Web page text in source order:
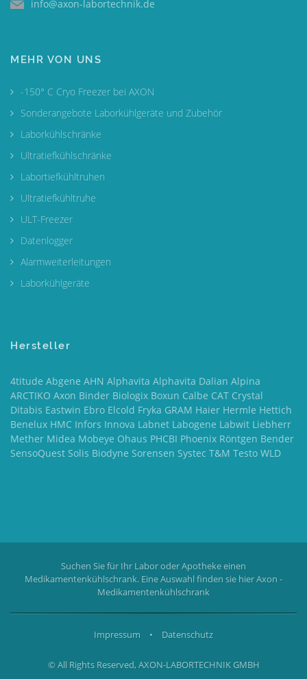
info@axon-labortechnik.de
MEHR VON UNS
-150° C Cryo Freezer bei AXON
Sonderangebote Laborkühlgeräte und Zubehör
Laborkühlschränke
Ultratiefkühlschränke
Labortiefkühltruhen
Ultratiefkühltruhe
ULT-Freezer
Datenlogger
Alarmweiterleitungen
Laborkühlgeräte
Hersteller
4titude Abgene AHN Alphavita Alphavita Dalian Alpina
ARCTIKO Axon Binder Biologix Boxun Calbe CAT Crystal
Ditabis Eastwin Ebro Elcold Fryka GRAM Haier Hermle Hettich
Benelux HMC Infors Innova Labnet Labogene Labwit Liebherr
Mether Midea Mobeye Ohaus PHCBI Phoenix Röntgen Bender
SensoQuest Solis Biodyne Sorensen Systec T&M Testo WLD
Suchen Sie für Ihr Labor oder Apotheke einen
Medikamentenkühlschrank. Eine Auswahl finden sie hierAxon -
Medikamentenkühlschrank
Impressum • Datenschutz
© All Rights Reserved, AXON-LABORTECHNIK GMBH